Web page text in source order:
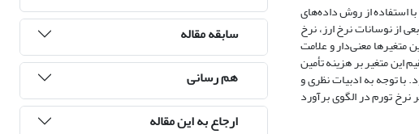
استفاده از روش دادههای
از نوسانات نرخ ارز، نرخ
متغیرها معنیدار و علامت
این متغیر بر هزینه تأمین
با توجه به ادبیات نظری و
نرخ تورم در الگوی برآورد
سابقه مقاله
هم رسانی
ارجاع به این مقاله